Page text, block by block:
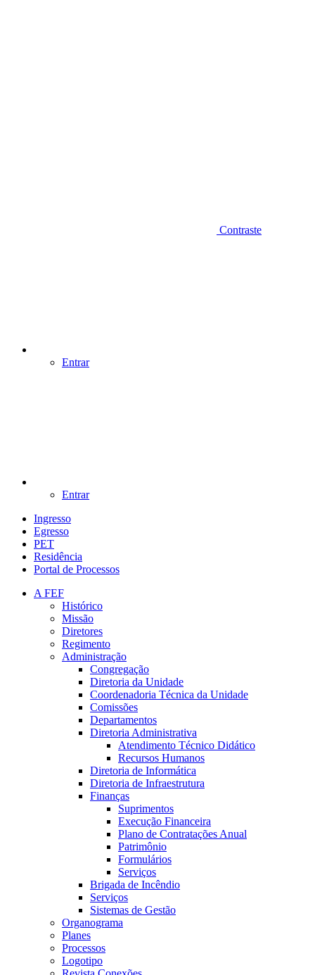
Contraste
Entrar
Entrar
Ingresso
Egresso
PET
Residência
Portal de Processos
A FEF
Histórico
Missão
Diretores
Regimento
Administração
Congregação
Diretoria da Unidade
Coordenadoria Técnica da Unidade
Comissões
Departamentos
Diretoria Administrativa
Atendimento Técnico Didático
Recursos Humanos
Diretoria de Informática
Diretoria de Infraestrutura
Finanças
Suprimentos
Execução Financeira
Plano de Contratações Anual
Patrimônio
Formulários
Serviços
Brigada de Incêndio
Serviços
Sistemas de Gestão
Organograma
Planes
Processos
Logotipo